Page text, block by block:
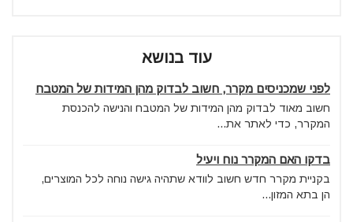
עוד בנושא
לפני שמכניסים מקרר, חשוב לבדוק מהן המידות של המטבח
חשוב מאוד לבדוק מהן המידות של המטבח והנישה להכנסת
המקרר, כדי לאתר את...
בדקו האם המקרר נוח ויעיל
בקניית מקרר חדש חשוב לוודא שתהיה גישה נוחה לכל המוצרים,
הן בתא המזון...